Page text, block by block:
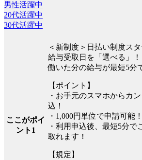
男性活躍中
20代活躍中
30代活躍中
ここがポイ
ント1
＜新制度＞日払い制度スタ
給与受取日を「選べる」！
働いた分の給与が最短5分
【ポイント】
・お手元のスマホからカ
込！
・1,000円単位で申請可能！
・利用申込後、最短5分で
取れます！
【規定】